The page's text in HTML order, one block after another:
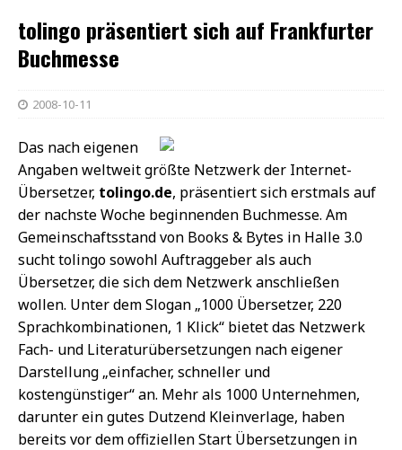
tolingo präsentiert sich auf Frankfurter
Buchmesse
2008-10-11
Das nach eigenen
Angaben weltweit größte Netzwerk der Internet-
Übersetzer, tolingo.de, präsentiert sich erstmals auf
der nachste Woche beginnenden Buchmesse. Am
Gemeinschaftsstand von Books & Bytes in Halle 3.0
sucht tolingo sowohl Auftraggeber als auch
Übersetzer, die sich dem Netzwerk anschließen
wollen. Unter dem Slogan „1000 Übersetzer, 220
Sprachkombinationen, 1 Klick“ bietet das Netzwerk
Fach- und Literaturübersetzungen nach eigener
Darstellung „einfacher, schneller und
kostengünstiger“ an. Mehr als 1000 Unternehmen,
darunter ein gutes Dutzend Kleinverlage, haben
bereits vor dem offiziellen Start Übersetzungen in